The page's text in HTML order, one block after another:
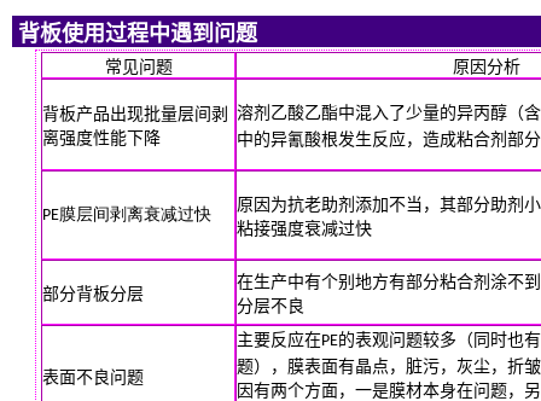
背板使用过程中遇到问题
常见问题 原因分析
背板产品出现批量层间剥
离强度性能下降
溶剂乙酸乙酯中混入了少量的异丙醇（含
中的异氰酸根发生反应，造成粘合剂部
PE膜层间剥离衰减过快
原因为抗老助剂添加不当，其部分助剂
粘接强度衰减过快
部分背板分层
在生产中有个别地方有部分粘合剂涂不
分层不良
表面不良问题
主要反应在PE的表观问题较多（同时也
题），膜表面有晶点，脏污，灰尘，折
因有两个方面，一是膜材本身在问题，